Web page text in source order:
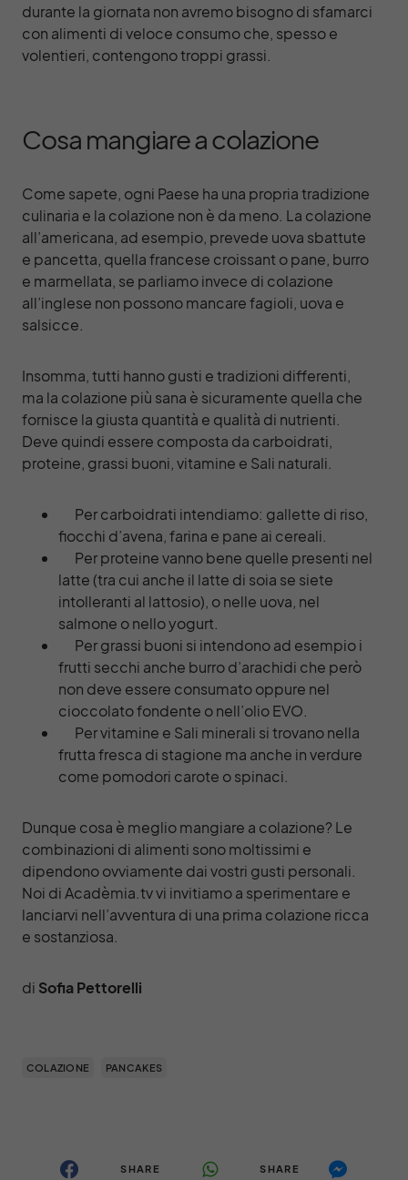
durante la giornata non avremo bisogno di sfamarci
con alimenti di veloce consumo che, spesso e
volentieri, contengono troppi grassi.
Cosa mangiare a colazione
Come sapete, ogni Paese ha una propria tradizione
culinaria e la colazione non è da meno. La colazione
all’americana, ad esempio, prevede uova sbattute
e pancetta, quella francese croissant o pane, burro
e marmellata, se parliamo invece di colazione
all’inglese non possono mancare fagioli, uova e
salsicce.
Insomma, tutti hanno gusti e tradizioni differenti,
ma la colazione più sana è sicuramente quella che
fornisce la giusta quantità e qualità di nutrienti.
Deve quindi essere composta da carboidrati,
proteine, grassi buoni, vitamine e Sali naturali.
Per carboidrati intendiamo: gallette di riso,
fiocchi d’avena, farina e pane ai cereali.
Per proteine vanno bene quelle presenti nel
latte (tra cui anche il latte di soia se siete
intolleranti al lattosio), o nelle uova, nel
salmone o nello yogurt.
Per grassi buoni si intendono ad esempio i
frutti secchi anche burro d’arachidi che però
non deve essere consumato oppure nel
cioccolato fondente o nell’olio EVO.
Per vitamine e Sali minerali si trovano nella
frutta fresca di stagione ma anche in verdure
come pomodori carote o spinaci.
Dunque cosa è meglio mangiare a colazione? Le
combinazioni di alimenti sono moltissimi e
dipendono ovviamente dai vostri gusti personali.
Noi di Acadèmia.tv vi invitiamo a sperimentare e
lanciarvi nell’avventura di una prima colazione ricca
e sostanziosa.
di Sofia Pettorelli
COLAZIONE PANCAKES
SHARE SHARE